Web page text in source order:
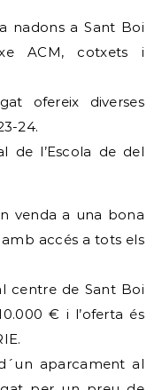
nadons a Sant Boi
ACM, cotxets i
ofereix diverses
24.
de l’Escola de del
venda a una bona
accés a tots els
centre de Sant Boi
€ i l’oferta és
aparcament al